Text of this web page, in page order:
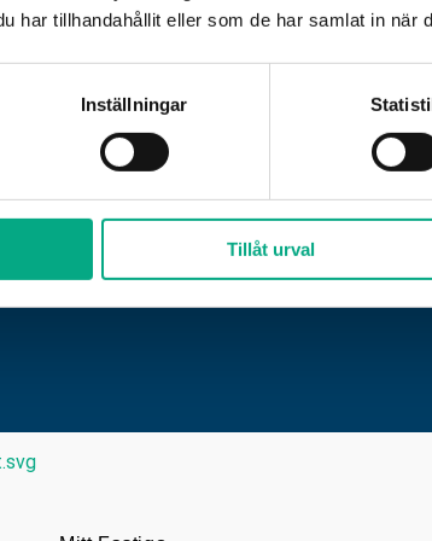
har tillhandahållit eller som de har samlat in när
Inställningar
Tillåt urval